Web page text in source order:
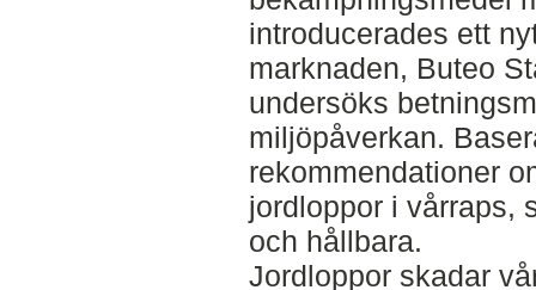
introducerades ett
marknaden, Buteo
undersöks
miljöpåverkan.
rekommendationer
jordloppor i vårraps,
och hållbara.
Jordloppor skadar